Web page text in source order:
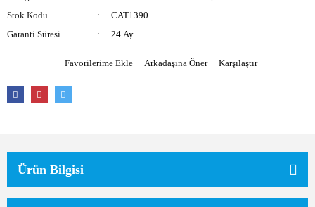
Stok Kodu
CAT1390
Garanti Süresi
24 Ay
Arkadaşına Öner Karşılaştır
Ürün Bilgisi